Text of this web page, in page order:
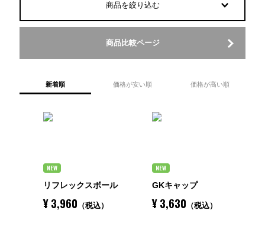
メンテナンス
GKアパレル
SHOP LIST
ABOUT
ONLINE SHOP
GK専用トレーニングボール
CATALOG
商品を絞り込む
PRODUCTS
GLOVE
MAINTENANCE
BAG
ACCESSORIES&BALL
ALL
商品比較ページ
新着順 価格が安い順 価格が高い順
NEW
リフレックスボール
¥ 3,960 （税込）
NEW
GKキャップ
¥ 3,630 （税込）